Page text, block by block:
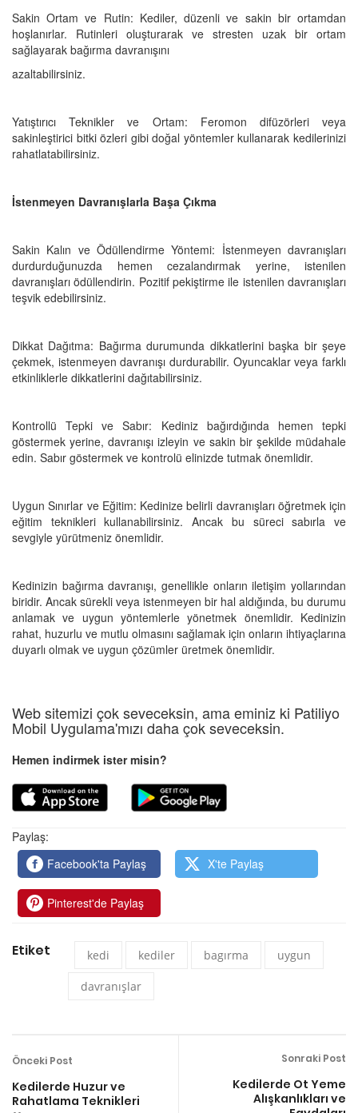
Sakin Ortam ve Rutin: Kediler, düzenli ve sakin bir ortamdan
hoşlanırlar. Rutinleri oluşturarak ve stresten uzak bir ortam
sağlayarak bağırma davranışını
azaltabilirsiniz.
Yatıştırıcı Teknikler ve Ortam: Feromon difüzörleri veya
sakinleştirici bitki özleri gibi doğal yöntemler kullanarak kedilerinizi
rahatlatabilirsiniz.
İstenmeyen Davranışlarla Başa Çıkma
Sakin Kalın ve Ödüllendirme Yöntemi: İstenmeyen davranışları
durdurduğunuzda hemen cezalandırmak yerine, istenilen
davranışları ödüllendirin. Pozitif pekiştirme ile istenilen davranışları
teşvik edebilirsiniz.
Dikkat Dağıtma: Bağırma durumunda dikkatlerini başka bir şeye
çekmek, istenmeyen davranışı durdurabilir. Oyuncaklar veya farklı
etkinliklerle dikkatlerini dağıtabilirsiniz.
Kontrollü Tepki ve Sabır: Kediniz bağırdığında hemen tepki
göstermek yerine, davranışı izleyin ve sakin bir şekilde müdahale
edin. Sabır göstermek ve kontrolü elinizde tutmak önemlidir.
Uygun Sınırlar ve Eğitim: Kedinize belirli davranışları öğretmek için
eğitim teknikleri kullanabilirsiniz. Ancak bu süreci sabırla ve
sevgiyle yürütmeniz önemlidir.
Kedinizin bağırma davranışı, genellikle onların iletişim yollarından
biridir. Ancak sürekli veya istenmeyen bir hal aldığında, bu durumu
anlamak ve uygun yöntemlerle yönetmek önemlidir. Kedinizin
rahat, huzurlu ve mutlu olmasını sağlamak için onların ihtiyaçlarına
duyarlı olmak ve uygun çözümler üretmek önemlidir.
Web sitemizi çok seveceksin, ama eminiz ki Patiliyo
Mobil Uygulama'mızı daha çok seveceksin.
Hemen indirmek ister misin?
Paylaş:
Facebook'ta Paylaş
X'te Paylaş
Pinterest'de Paylaş
Etiket kedi kediler bagırma uygun
davranışlar
Önceki Post
Kedilerde Huzur ve
Rahatlama Teknikleri
Sonraki Post
Kedilerde Ot Yeme
Alışkanlıkları ve